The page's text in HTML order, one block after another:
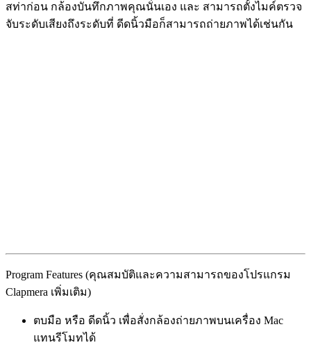
สท่าก่อน กล้องบันทึกภาพคุณนั่นเอง และ สามารถตั้งไมค์ตรวจ
จับระดับเสียงถึงระดับที่ ดีดนิ้วมือก็สามารถถ่ายภาพได้เช่นกัน
Program Features (คุณสมบัติและความสามารถของโปรแกรม
Clapmera เพิ่มเติม)
ตบมือ หรือ ดีดนิ้ว เพื่อสั่งกล้องถ่ายภาพบนเครื่อง Mac
แทนรีโมทได้